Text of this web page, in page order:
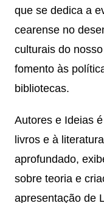
que se dedica a
cearense no
culturais do
fomento às
bibliotecas.
Autores e Ideias
livros e à
aprofundado,
sobre teoria e
apresentação de